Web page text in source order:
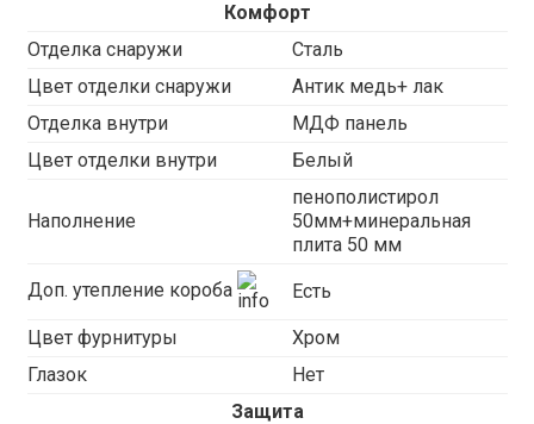
Комфорт
Отделка снаружи
Сталь
Цвет отделки снаружи
Антик медь+ лак
Отделка внутри
МДФ панель
Цвет отделки внутри
Белый
Наполнение
пенополистирол
50мм+минеральная
плита 50 мм
Доп. утепление короба Есть
Цвет фурнитуры
Хром
Глазок
Нет
Защита